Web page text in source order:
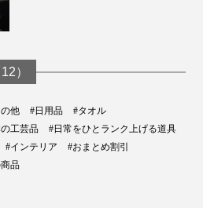
）
他 #日用品
#タオル
工芸品
#日常をひとランク上げる道具
#インテリア
#おまとめ割引
品